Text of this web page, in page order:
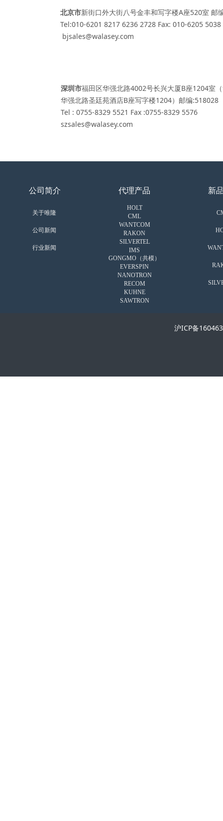
北京市新街口外大街八号金丰和写字楼A座520室 邮
Tel:010-6201 8217 6236 2728 Fax: 010-6205 5038
bjsales@walasey.com
深圳市福田区华强北路4002号长兴大厦B座1204室
华强北路圣廷苑酒店B座写字楼1204）邮编:518028
Tel : 0755-8329 5521 Fax :0755-8329 5576
szsales@walasey.com
沪ICP备
公司简介
关于唯隆
公司新闻
行业新闻
代理产品
HOLT
CML
WANTCOM
RAKON
SILVERTEL
IMS
GONGMO（共模）
EVERSPIN
NANOTRON
RECOM
KUHNE
SAWTRON
新